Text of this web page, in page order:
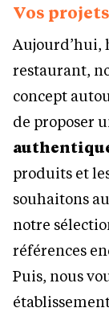
Vos
Aujourd’hui,
restaurant,
concept
de proposer
produits et
souhaitons
notre
références
Puis, nous